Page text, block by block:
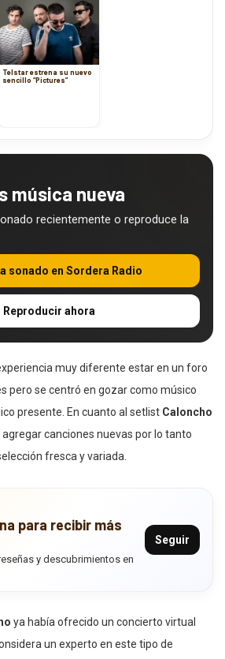
Telstar estrena su nuevo
sencillo “Pictures”
música nueva
recientemente o reproduce la
sonado en Sordera Radio
Reproducir ahora
muy diferente estar en un foro
pero se centró en gozar como músico
presente. En cuanto al setlist Caloncho
agregar canciones nuevas por lo tanto
fresca y variada.
para recibir más
y descubrimientos en
Seguir
ya había ofrecido un concierto virtual
un experto en este tipo de